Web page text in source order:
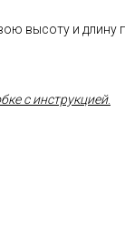
высоту и длину
с инструкцией.